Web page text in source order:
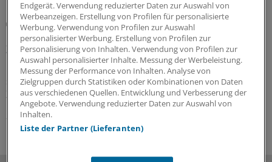
Lipidmanagement
LDL-Cholesterin: Neue US-Leitlinie führt wieder
Zielwerte ein
Die aktualisierte US-Leitlinie zur Dyslipidämie gleicht sich
stark der europäischen Leitlinie an: Die LDL-Cholesterin-
Zielwerte stehen wieder im Fokus.
21.07.2026
Endgerät. Verwendung reduzierter Daten zur Auswahl von
Werbeanzeigen. Erstellung von Profilen für personalisierte
Werbung. Verwendung von Profilen zur Auswahl
personalisierter Werbung. Erstellung von Profilen zur
Personalisierung von Inhalten. Verwendung von Profilen zur
Auswahl personalisierter Inhalte. Messung der Werbeleistung.
Messung der Performance von Inhalten. Analyse von
Zielgruppen durch Statistiken oder Kombinationen von Daten
aus verschiedenen Quellen. Entwicklung und Verbesserung der
Angebote. Verwendung reduzierter Daten zur Auswahl von
Inhalten.
Liste der Partner (Lieferanten)